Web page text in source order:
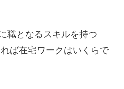
職となるスキルを持つ
ば在宅ワークはいくらで